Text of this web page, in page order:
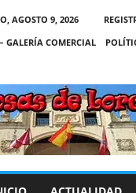
AGOSTO 9, 2026
GALERÍA COMERCIAL